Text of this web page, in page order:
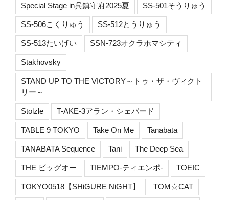
Special Stage in呉鎮守府2025夏 SS-501そうりゅう
SS-506こくりゅう SS-512とうりゅう
SS-513たいげい SSN-723オクラホマシティ
Stakhovsky
STAND UP TO THE VICTORY～トゥ・ザ・ヴィクト
リー～
Stolzle T-AKE-3アラン・シェパード
TABLE 9 TOKYO Take On Me Tanabata
TANABATA Sequence Tani The Deep Sea
THE ビッグオー TIEMPO-ティエンポ- TOEIC
TOKYO0518【SHiGURE NiGHT】 TOM☆CAT